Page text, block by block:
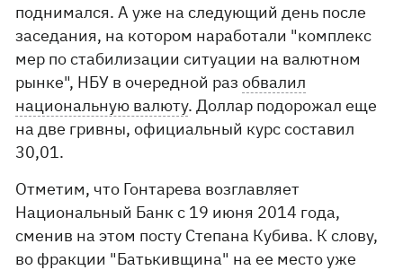
поднимался. А уже на следующий день после
заседания, на котором наработали "комплекс
мер по стабилизации ситуации на валютном
рынке", НБУ в очередной разобвалил
национальную валюту. Доллар подорожал еще
на две гривны, официальный курс составил
30,01.
Отметим, что Гонтарева возглавляет
Национальный Банк с 19 июня 2014 года,
сменив на этом посту Степана Кубива. К слову,
во фракции "Батькивщина" на ее место уже